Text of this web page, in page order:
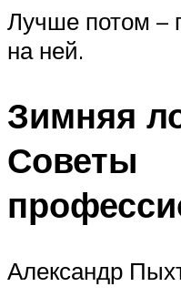
Лучше потом –
на ней.
Зимняя
Советы
Александр